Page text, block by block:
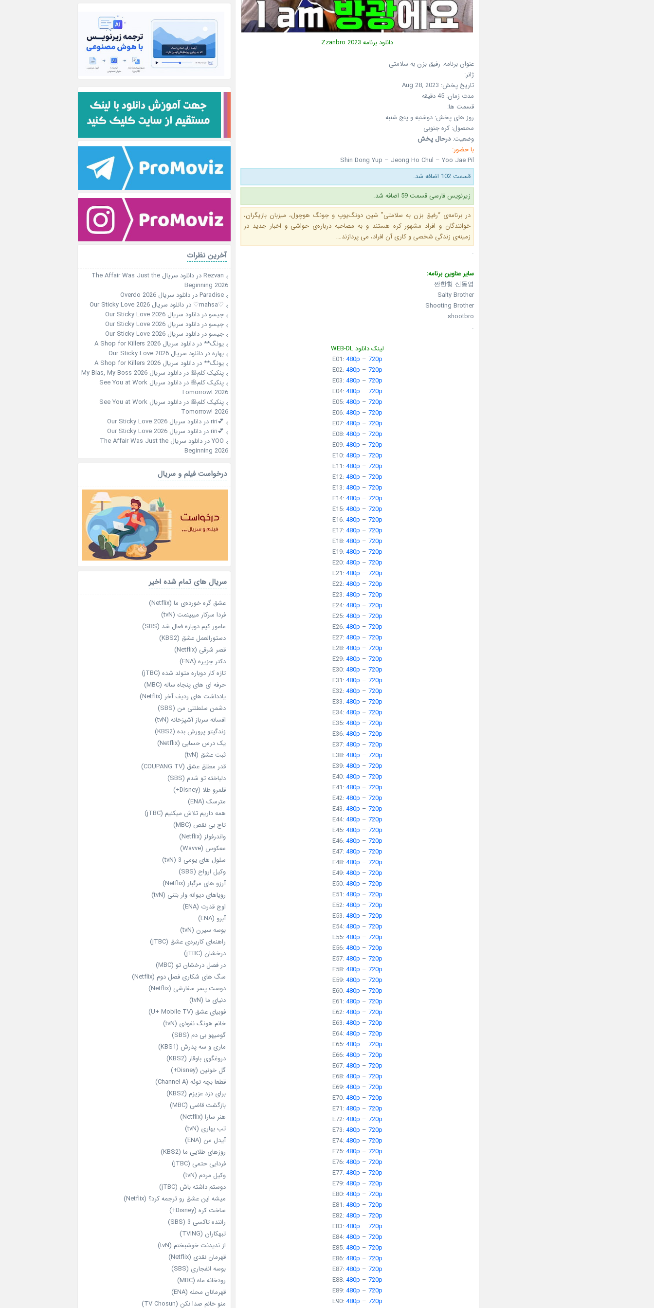
دانلود برنامه Zzanbro 2023
عنوان برنامه: رفیق بزن به سلامتی
ژانر:
تاریخ پخش: Aug 28, 2023
مدت زمان: 45 دقیقه
قسمت ها:
روز های پخش: دوشنبه و پنج شنبه
محصول: کره جنوبی
وضعیت:درحال پخش
با حضور:
Shin Dong Yup – Jeong Ho Chul – Yoo Jae Pil
قسمت 102 اضافه شد.
زیرنویس فارسی قسمت 59 اضافه شد.
در برنامه‌ی “رفیق بزن به سلامتی” شین دونگ‌یوپ و جونگ‌ هوچول، میزبان بازیگران،
خوانندگان و افراد مشهور کره‌ هستند و به مصاحبه درباره‌ی حواشی و اخبار جدید در
زمینه‌ی زندگی شخصی و کاری آن افراد، می پردازند….
.
سایر عناوین برنامه:
짠한형 신동엽
Salty Brother
Shooting Brother
shootbro
.
لینک دانلود WEB-DL
E01:480p – 720p
E02:480p – 720p
E03:480p – 720p
E04:480p – 720p
E05:480p – 720p
E06:480p – 720p
E07:480p – 720p
E08:480p – 720p
E09:480p – 720p
E10:480p – 720p
E11:480p – 720p
E12:480p – 720p
E13:480p – 720p
E14:480p – 720p
E15:480p – 720p
E16:480p – 720p
E17:480p – 720p
E18:480p – 720p
E19:480p – 720p
E20:480p – 720p
E21:480p – 720p
E22:480p – 720p
E23:480p – 720p
E24:480p – 720p
E25:480p – 720p
E26:480p – 720p
E27:480p – 720p
E28:480p – 720p
E29:480p – 720p
E30:480p – 720p
E31:480p – 720p
E32:480p – 720p
E33:480p – 720p
E34:480p – 720p
E35:480p – 720p
E36:480p – 720p
E37:480p – 720p
E38:480p – 720p
E39:480p – 720p
E40:480p – 720p
E41:480p – 720p
E42:480p – 720p
E43:480p – 720p
E44:480p – 720p
E45:480p – 720p
E46:480p – 720p
E47:480p – 720p
E48:480p – 720p
E49:480p – 720p
E50:480p – 720p
E51:480p – 720p
E52:480p – 720p
E53:480p – 720p
E54:480p – 720p
E55:480p – 720p
E56:480p – 720p
E57:480p – 720p
E58:480p – 720p
E59:480p – 720p
E60:480p – 720p
E61:480p – 720p
E62:480p – 720p
E63:480p – 720p
E64:480p – 720p
E65:480p – 720p
E66:480p – 720p
E67:480p – 720p
E68:480p – 720p
E69:480p – 720p
E70:480p – 720p
E71:480p – 720p
E72:480p – 720p
E73:480p – 720p
E74:480p – 720p
E75:480p – 720p
E76:480p – 720p
E77:480p – 720p
E79:480p – 720p
E80:480p – 720p
E81:480p – 720p
E82:480p – 720p
E83:480p – 720p
E84:480p – 720p
E85:480p – 720p
E86:480p – 720p
E87:480p – 720p
E88:480p – 720p
E89:480p – 720p
E90:480p – 720p
آخرین نظرات
Rezvanدر
دانلود سریال The Affair Was Just the
Beginning 2026
Paradiseدر دانلود سریال Overdo 2026
♡mahsa♡
در دانلود سریال Our Sticky Love 2026
جیسو در دانلود سریال Our Sticky Love 2026
جیسو در دانلود سریال Our Sticky Love 2026
جیسو در دانلود سریال Our Sticky Love 2026
یونگ** در دانلود سریال A Shop for Killers 2026
بهارهدر دانلود سریال Our Sticky Love 2026
یونگ** در دانلود سریال A Shop for Killers 2026
پنکیک کلم🥞در دانلود سریال My Bias, My Boss 2026
پنکیک کلم🥞در
دانلود سریال See You at Work
Tomorrow! 2026
پنکیک کلم🥞در
دانلود سریال See You at Work
Tomorrow! 2026
💕riri
در دانلود سریال Our Sticky Love 2026
💕riri
در دانلود سریال Our Sticky Love 2026
YOOدر
دانلود سریال The Affair Was Just the
Beginning 2026
درخواست فیلم و سریال
سریال های تمام شده اخیر
عشق گره خورده‌ی ما (Netflix)
فردا سرکار میبینمت (tvN)
مامور کیم دوباره فعال شد (SBS)
دستورالعمل عشق (KBS2)
قصر شرقی (Netflix)
دکتر جزیره (ENA)
تازه‌ کار دوباره‌ متولد شده (jTBC)
حرفه‌ ای‌ های پنجاه‌ ساله (MBC)
یادداشت‌ های ردیف آخر (Netflix)
دشمن سلطنتی من (SBS)
افسانه سرباز آشپزخانه (tvN)
زندگیتو پرورش بده (KBS2)
یک درس حسابی (Netflix)
ثبت عشق (tvN)
قدر مطلق عشق (COUPANG TV)
دلباخته تو شدم (SBS)
قلمرو طلا (Disney+)
مترسک (ENA)
همه داریم تلاش میکنیم (jTBC)
تاج بی‌ نقص (MBC)
واندرفولز (Netflix)
معکوس (Wavve)
سلول های یومی 3 (tvN)
وکیل ارواح (SBS)
آرزو های مرگبار (Netflix)
رویاهای دیوانه‌ وار بتنی (tvN)
اوج قدرت (ENA)
آبرو (ENA)
بوسه سیرن (tvN)
راهنمای کاربردی عشق (jTBC)
درخشان (jTBC)
در فصل درخشان تو (MBC)
سگ های شکاری فصل دوم (Netflix)
دوست‌ پسر سفارشی (Netflix)
دنیای ما (tvN)
فوبیای عشق (U+ Mobile TV)
خانم هونگ نفوذی (tvN)
گومیهو بی دم (SBS)
ماری و سه پدرش (KBS1)
دروغگوی باوقار (KBS2)
گل خونین (Disney+)
قطعا بچه توئه (Channel A)
برای دزد عزیزم (KBS2)
بازگشت قاضی (MBC)
هنر سارا (Netflix)
تب بهاری (tvN)
آیدل من (ENA)
روزهای طلایی ما (KBS2)
فردایی حتمی (jTBC)
وکیل مردم (tvN)
دوستم داشته باش (jTBC)
میشه این عشق رو ترجمه کرد؟ (Netflix)
ساخت کره (Disney+)
راننده تاکسی 3 (SBS)
تبهکاران (TVING)
از ندیدنت خوشبختم (tvN)
قهرمان نقدی (Netflix)
بوسه انفجاری (SBS)
رودخانه ماه (MBC)
قهرمانان محله (ENA)
منو خانم صدا نکن (TV Chosun)